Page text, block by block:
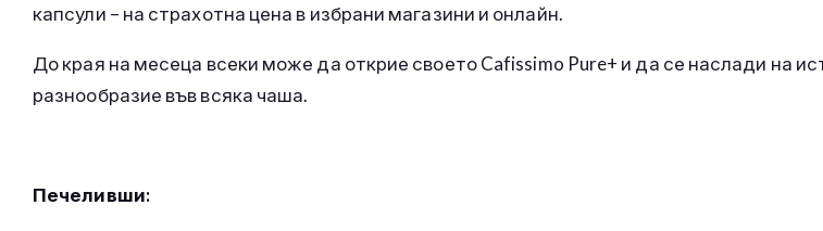
капсули – на страхотна цена в избрани магазини и онлайн.
До края на месеца всеки може да открие своето Cafissimo Pure+ и да се наслади на
разнообразие във всяка чаша.
Печеливши: